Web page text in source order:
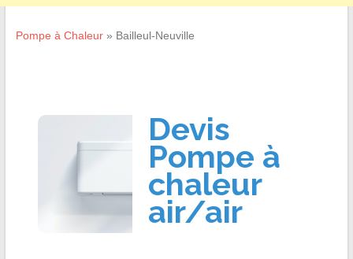
Pompe à Chaleur» Bailleul-Neuville